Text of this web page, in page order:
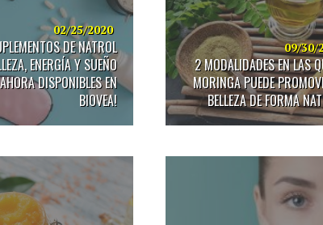
02/25/2020
DE NATROL
ENERGÍA Y SUEÑO
DISPONIBLES EN
BIOVEA!
09/30/
2 MODALIDADES EN LAS
MORINGA PUEDE
BELLEZA DE FORMA